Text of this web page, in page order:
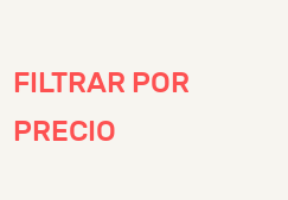
FILTRAR POR
PRECIO